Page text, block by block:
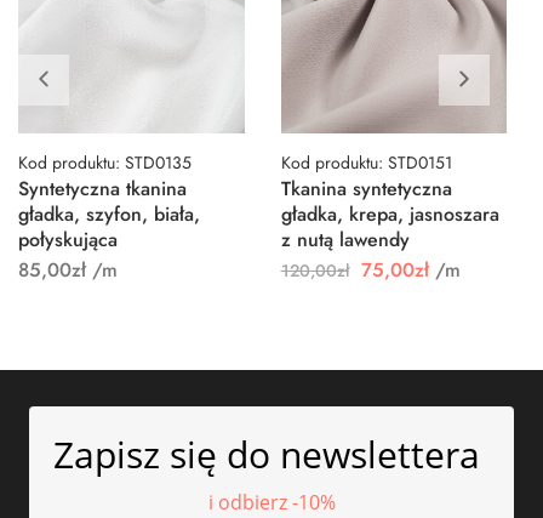
Kod produktu: STD0135
Syntetyczna tkanina
gładka, szyfon, biała,
połyskująca
85,00zł/m
Kod produktu: STD0151
Tkanina syntetyczna
gładka, krepa, jasnoszara
z nutą lawendy
120,00zł 75,00zł/m
Zapisz się do newslettera
i odbierz -10%